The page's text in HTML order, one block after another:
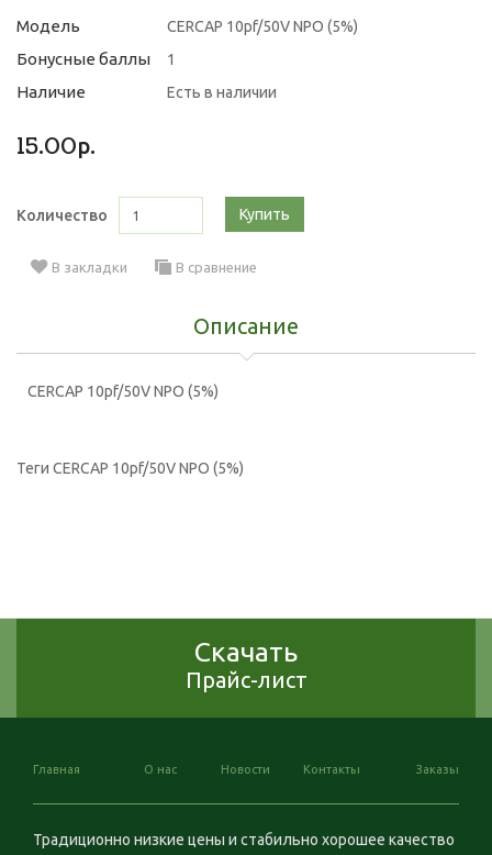
Модель CERCAP 10pf/50V NPO (5%)
Бонусные баллы 1
Наличие Есть в наличии
15.00р.
Количество Купить
В закладки В сравнение
Описание
CERCAP 10pf/50V NPO (5%)
Теги CERCAP 10pf/50V NPO (5%)
Скачать
Прайс-лист
Главная О нас Новости Контакты Заказы
Традиционно низкие цены и стабильно хорошее качество